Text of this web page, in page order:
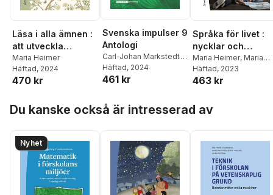
Läsa i alla ämnen :
att utveckla
elevers läsning i F-
9
Maria Heimer
Häftad, 2024
470 kr
Svenska impulser 9
Antologi
Carl-Johan Markstedt,
Cecilia Peña,
Heimer
Häftad, 2024
461 kr
Språka för livet :
nycklar och
strategier för alla
barns
språkutveckling
Maria Heimer, Maria
Ohlsson
Häftad, 2023
463 kr
Du kanske också är intresserad av
Nyhet